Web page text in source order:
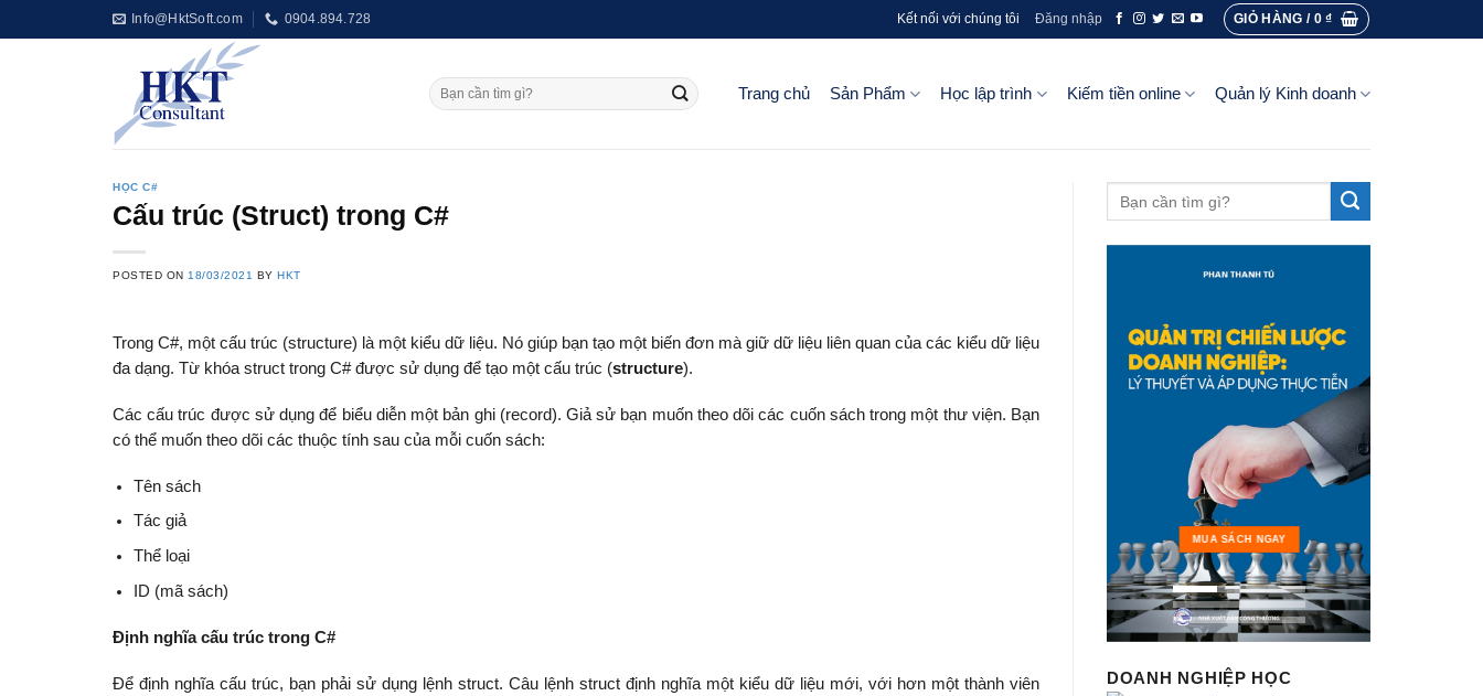
to
Info@HktSoft.com 0904.894.728 Kết nối với chúng tôi Đăng nhập GIỎ HÀNG / 0₫
Trang chủ Sản Phẩm Học lập trình Kiếm tiền online Quản lý Kinh doanh
HỌC C#
Cấu trúc (Struct) trong C#
POSTED ON 18/03/2021 BYHKT
Trong C#, một cấu trúc (structure) là một kiểu dữ liệu. Nó giúp bạn tạo một biến đơn mà giữ dữ liệu liên quan của các kiểu dữ liệu
đa dạng. Từ khóa struct trong C# được sử dụng để tạo một cấu trúc (structure).
Các cấu trúc được sử dụng để biểu diễn một bản ghi (record). Giả sử bạn muốn theo dõi các cuốn sách trong một thư viện. Bạn
có thể muốn theo dõi các thuộc tính sau của mỗi cuốn sách:
Tên sách
Tác giả
Thể loại
ID (mã sách)
Định nghĩa cấu trúc trong C#
Để định nghĩa cấu trúc, bạn phải sử dụng lệnh struct. Câu lệnh struct định nghĩa một kiểu dữ liệu mới, với hơn một thành viên
MUA SÁCH NGAY
DOANH NGHIỆP HỌC